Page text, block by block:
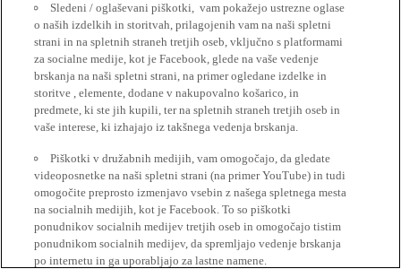
Sledeni / oglaševani piškotki, vam pokažejo ustrezne oglase
o naših izdelkih in storitvah, prilagojenih vam na naši spletni
strani in na spletnih straneh tretjih oseb, vključno s platformami
za socialne medije, kot je Facebook, glede na vaše vedenje
brskanja na naši spletni strani, na primer ogledane izdelke in
storitve , elemente, dodane v nakupovalno košarico, in
predmete, ki ste jih kupili, ter na spletnih straneh tretjih oseb in
vaše interese, ki izhajajo iz takšnega vedenja brskanja.
Piškotki v družabnih medijih, vam omogočajo, da gledate
videoposnetke na naši spletni strani (na primer YouTube) in tudi
omogočite preprosto izmenjavo vsebin z našega spletnega mesta
na socialnih medijih, kot je Facebook. To so piškotki
ponudnikov socialnih medijev tretjih oseb in omogočajo tistim
ponudnikom socialnih medijev, da spremljajo vedenje brskanja
po internetu in ga uporabljajo za lastne namene.